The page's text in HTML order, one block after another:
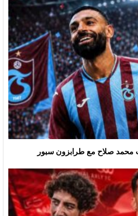
محمد صلاح مع طرابزون سبور